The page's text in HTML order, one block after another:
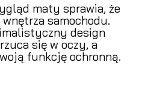
maty sprawia, że
samochodu.
design
się w oczy, a
funkcję ochronną.